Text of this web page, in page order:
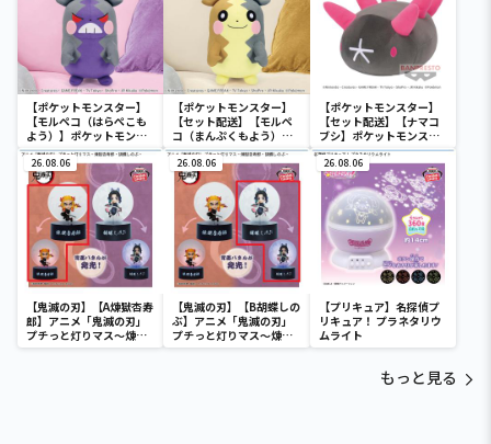
【ポケットモンスター】
【モルペコ（はらぺこも
よう）】ポケットモンス
ター めちゃもふぐっとぬ
いぐるみ～モルペコ（は
らぺこもよう）～
【ポケットモンスター】
【セット配送】【モルペ
コ（まんぷくもよう）】
ポケットモンスター めち
ゃもふぐっとぬいぐるみ
～モルペコ（まんぷくも
よう）～
【ポケットモンスター】
【セット配送】【ナマコ
ブシ】ポケットモンスタ
ー めちゃもふぐっとぬい
ぐるみ～ナマコブシ～
26.08.06
【鬼滅の刃】【A煉獄杏寿
郎】アニメ「鬼滅の刃」
プチっと灯りマス～煉獄
杏寿郎・胡蝶しのぶ～
26.08.06
【鬼滅の刃】【B胡蝶しの
ぶ】アニメ「鬼滅の刃」
プチっと灯りマス～煉獄
杏寿郎・胡蝶しのぶ～
26.08.06
【プリキュア】名探偵プ
リキュア！ プラネタリウ
ムライト
もっと見る